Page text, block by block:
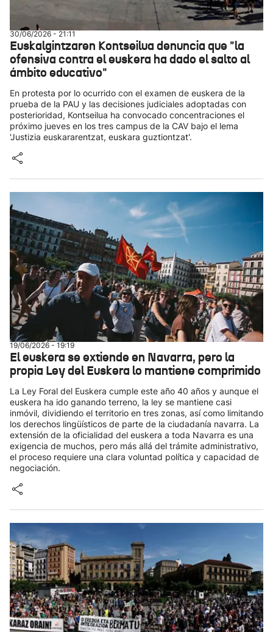
30/06/2026 - 21:11
Euskalgintzaren Kontseilua denuncia que "la
ofensiva contra el euskera ha dado el salto al
ámbito educativo"
En protesta por lo ocurrido con el examen de euskera de la
prueba de la PAU y las decisiones judiciales adoptadas con
posterioridad, Kontseilua ha convocado concentraciones el
próximo jueves en los tres campus de la CAV bajo el lema
'Justizia euskararentzat, euskara guztiontzat'.
19/06/2026 - 19:19
El euskera se extiende en Navarra, pero la
propia Ley del Euskera lo mantiene comprimido
La Ley Foral del Euskera cumple este año 40 años y aunque el
euskera ha ido ganando terreno, la ley se mantiene casi
inmóvil, dividiendo el territorio en tres zonas, así como limitando
los derechos lingüísticos de parte de la ciudadanía navarra. La
extensión de la oficialidad del euskera a toda Navarra es una
exigencia de muchos, pero más allá del trámite administrativo,
el proceso requiere una clara voluntad política y capacidad de
negociación.